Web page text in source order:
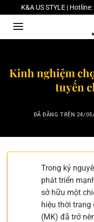
Chuyển
đến
dung
K&A US STYLE |
Kinh nghiệm
tuyến
ĐÃ ĐĂNG TRÊN 24/
Trong kỷ
phát triển
sở hữu một
hiệu thời trang
(MK) đã trở